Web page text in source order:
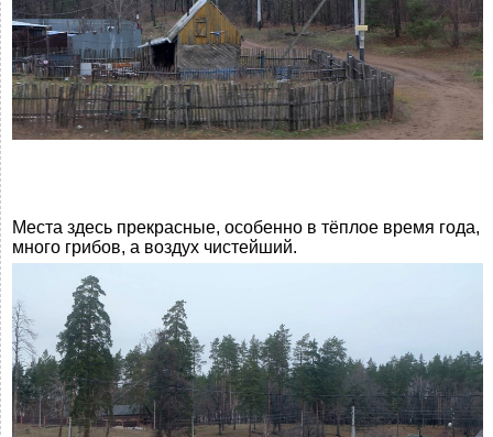
Места здесь прекрасные, особенно в тёплое время года,
много грибов, а воздух чистейший.